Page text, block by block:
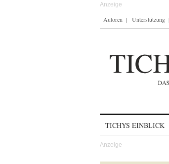
Autoren Unterstützung
TICHYS EINBLICK